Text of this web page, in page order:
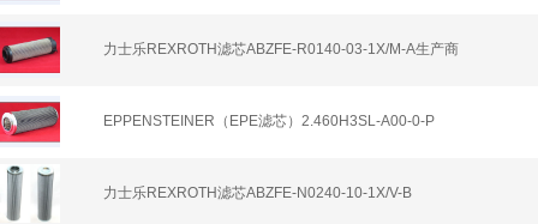
力士乐REXROTH滤芯ABZFE-R0140-03-1X/M-A生产商
EPPENSTEINER（EPE滤芯）2.460H3SL-A00-0-P
力士乐REXROTH滤芯ABZFE-N0240-10-1X/V-B